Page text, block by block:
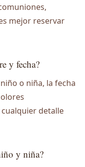
mejor reservar
y fecha?
o niña, la fecha
detalle
y niña?